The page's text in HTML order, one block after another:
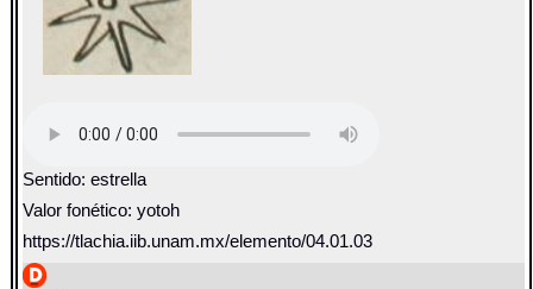
Sentido: estrella
Valor fonético: yotoh
https://tlachia.iib.unam.mx/elemento/04.01.03